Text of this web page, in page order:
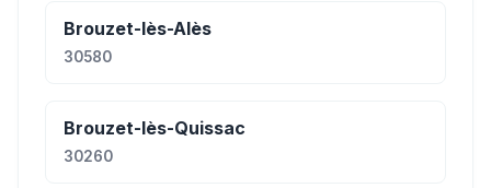
Brouzet-lès-Alès
30580
Brouzet-lès-Quissac
30260